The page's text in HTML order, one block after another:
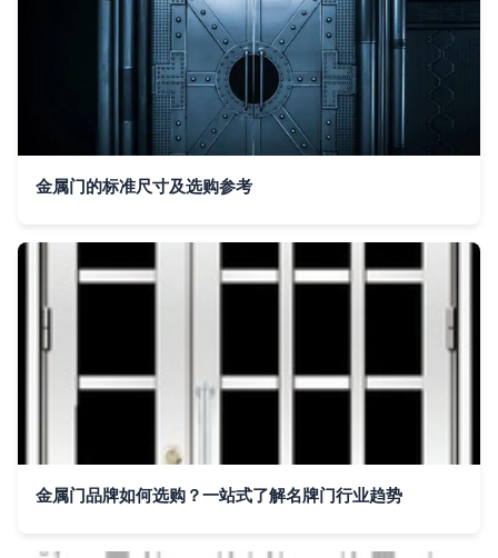
金属门的标准尺寸及选购参考
金属门品牌如何选购？一站式了解名牌门行业趋势